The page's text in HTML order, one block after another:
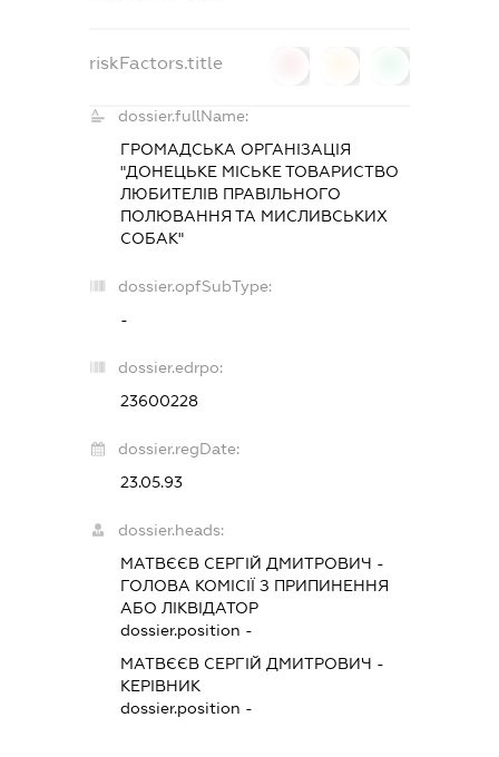
riskFactors.title
dossier.fullName:
ГРОМАДСЬКА ОРГАНІЗАЦІЯ
"ДОНЕЦЬКЕ МІСЬКЕ ТОВАРИСТВО
ЛЮБИТЕЛІВ ПРАВІЛЬНОГО
ПОЛЮВАННЯ ТА МИСЛИВСЬКИХ
СОБАК"
dossier.opfSubType:
-
dossier.edrpo:
23600228
dossier.regDate:
23.05.93
dossier.heads:
МАТВЄЄВ СЕРГІЙ ДМИТРОВИЧ -
ГОЛОВА КОМІСІЇ З ПРИПИНЕННЯ
АБО ЛІКВІДАТОР
dossier.position -
МАТВЄЄВ СЕРГІЙ ДМИТРОВИЧ -
КЕРІВНИК
dossier.position -